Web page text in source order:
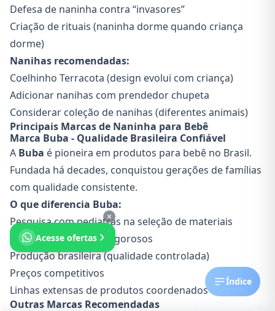
Índice
Defesa de naninha contra “invasores”
Criação de rituais (naninha dorme quando criança
dorme)
Nanihas recomendadas:
Coelhinho Terracota (design evolui com criança)
Adicionar nanihas com prendedor chupeta
Considerar coleção de nanihas (diferentes animais)
Principais Marcas de Naninha para Bebê
Marca Buba - Qualidade Brasileira Confiável
A Buba é pioneira em produtos para bebê no Brasil.
Fundada há decades, conquistou gerações de famílias
com qualidade consistente.
O que diferencia Buba:
Pesquisa com pediatras na seleção de materiais
Testes de segurança rigorosos
Produção brasileira (qualidade controlada)
Preços competitivos
Linhas extensas de produtos coordenados
Outras Marcas Recomendadas
Acesse ofertas